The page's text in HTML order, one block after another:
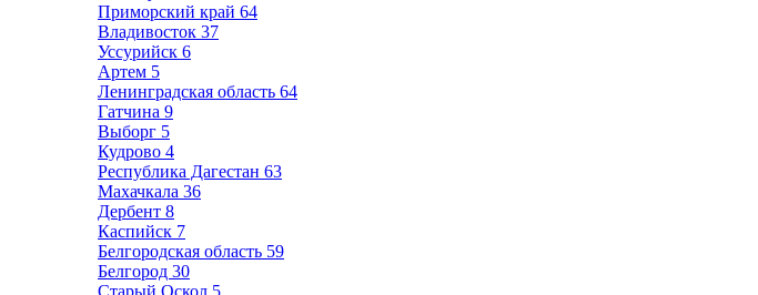
Приморский край 64
Владивосток 37
Уссурийск 6
Артем 5
Ленинградская область 64
Гатчина 9
Выборг 5
Кудрово 4
Республика Дагестан 63
Махачкала 36
Дербент 8
Каспийск 7
Белгородская область 59
Белгород 30
Старый Оскол 5